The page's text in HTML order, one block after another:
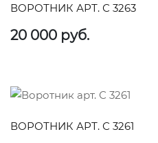
ВОРОТНИК АРТ. С 3263
20 000 руб.
ВОРОТНИК АРТ. С 3261